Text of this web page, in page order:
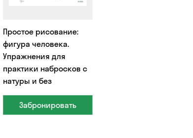
Простое рисование:
фигура человека.
Упражнения для
практики набросков с
натуры и без
Забронировать